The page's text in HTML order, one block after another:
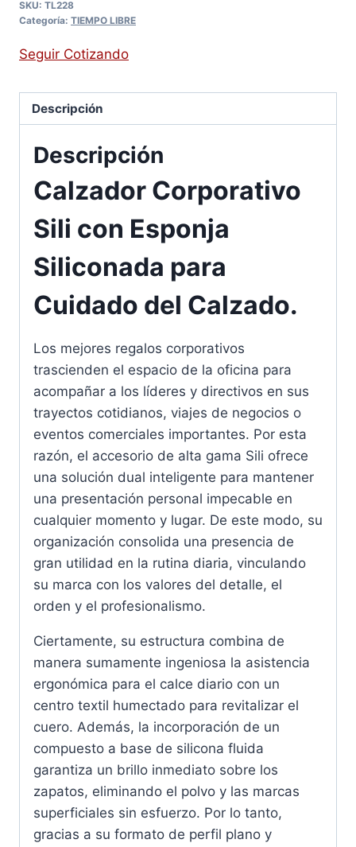
SKU: TL228
Categoría: TIEMPO LIBRE
Seguir Cotizando
Descripción
Descripción
Calzador Corporativo
Sili con Esponja
Siliconada para
Cuidado del Calzado.
Los mejores regalos corporativos
trascienden el espacio de la oficina para
acompañar a los líderes y directivos en sus
trayectos cotidianos, viajes de negocios o
eventos comerciales importantes. Por esta
razón, el accesorio de alta gama Sili ofrece
una solución dual inteligente para mantener
una presentación personal impecable en
cualquier momento y lugar. De este modo, su
organización consolida una presencia de
gran utilidad en la rutina diaria, vinculando
su marca con los valores del detalle, el
orden y el profesionalismo.
Ciertamente, su estructura combina de
manera sumamente ingeniosa la asistencia
ergonómica para el calce diario con un
centro textil humectado para revitalizar el
cuero. Además, la incorporación de un
compuesto a base de silicona fluida
garantiza un brillo inmediato sobre los
zapatos, eliminando el polvo y las marcas
superficiales sin esfuerzo. Por lo tanto,
gracias a su formato de perfil plano y